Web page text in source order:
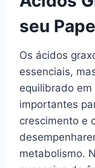
seu
Os ácidos
essenciais,
equilibrado
importantes
crescimento e
metabolismo.